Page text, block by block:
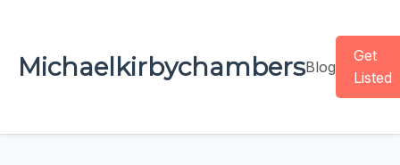
MichaelkirbychambersBlog
Get
Listed